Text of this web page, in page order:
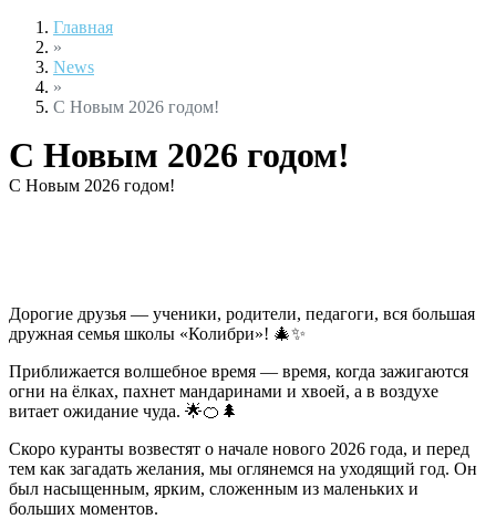
Главная
»
News
»
С Новым 2026 годом!
С Новым 2026 годом!
С Новым 2026 годом!
Дорогие друзья — ученики, родители, педагоги, вся большая
дружная семья школы «Колибри»! 🎄✨
Приближается волшебное время — время, когда зажигаются
огни на ёлках, пахнет мандаринами и хвоей, а в воздухе
витает ожидание чуда. 🌟🍊🌲
Скоро куранты возвестят о начале нового 2026 года, и перед
тем как загадать желания, мы оглянемся на уходящий год. Он
был насыщенным, ярким, сложенным из маленьких и
больших моментов.